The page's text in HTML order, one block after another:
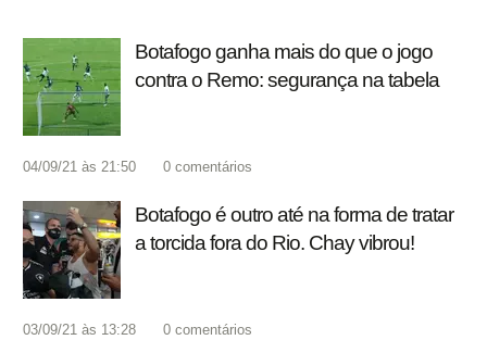
Botafogo ganha mais do que o jogo
contra o Remo: segurança na tabela
04/09/21 às 21:50 0 comentários
Botafogo é outro até na forma de tratar
a torcida fora do Rio. Chay vibrou!
03/09/21 às 13:28 0 comentários